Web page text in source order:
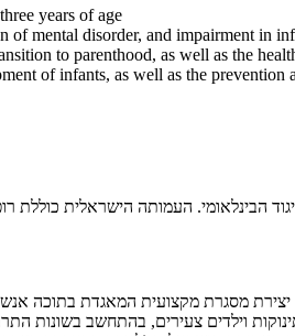
years of age
of mental disorder, and impairment in
to parenthood, as well as the
of infants, as well as the prevention
מהווה חלק בלתי נפרד מהאיגוד הבינלאומי.
מסגרת מקצועית המאגדת בתוכה
וילדים צעירים, בהתחשב בשונות